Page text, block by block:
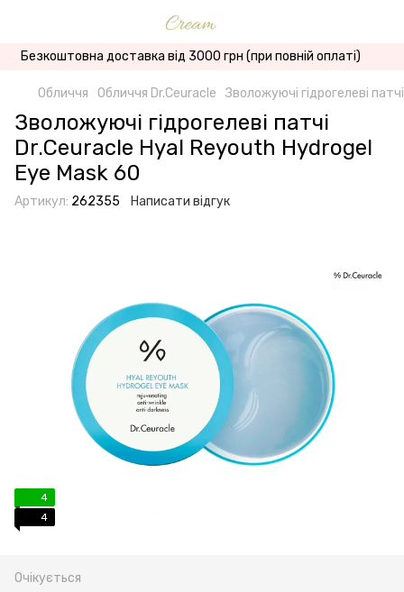
Безкоштовна доставка від 3000 грн (при повній оплаті)
Обличчя Обличчя Dr.Ceuracle Зволожуючі гідрогелеві
Зволожуючі гідрогелеві патчі
Dr.Ceuracle Hyal Reyouth Hydrogel
Eye Mask 60
Артикул: 262355 Написати відгук
4
4
Очікується